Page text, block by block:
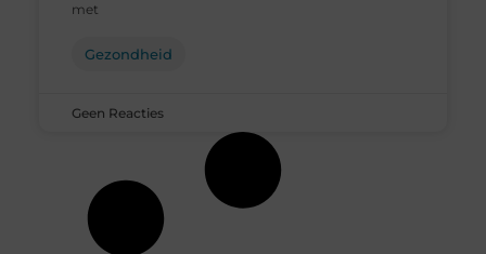
met
Gezondheid
Geen Reacties